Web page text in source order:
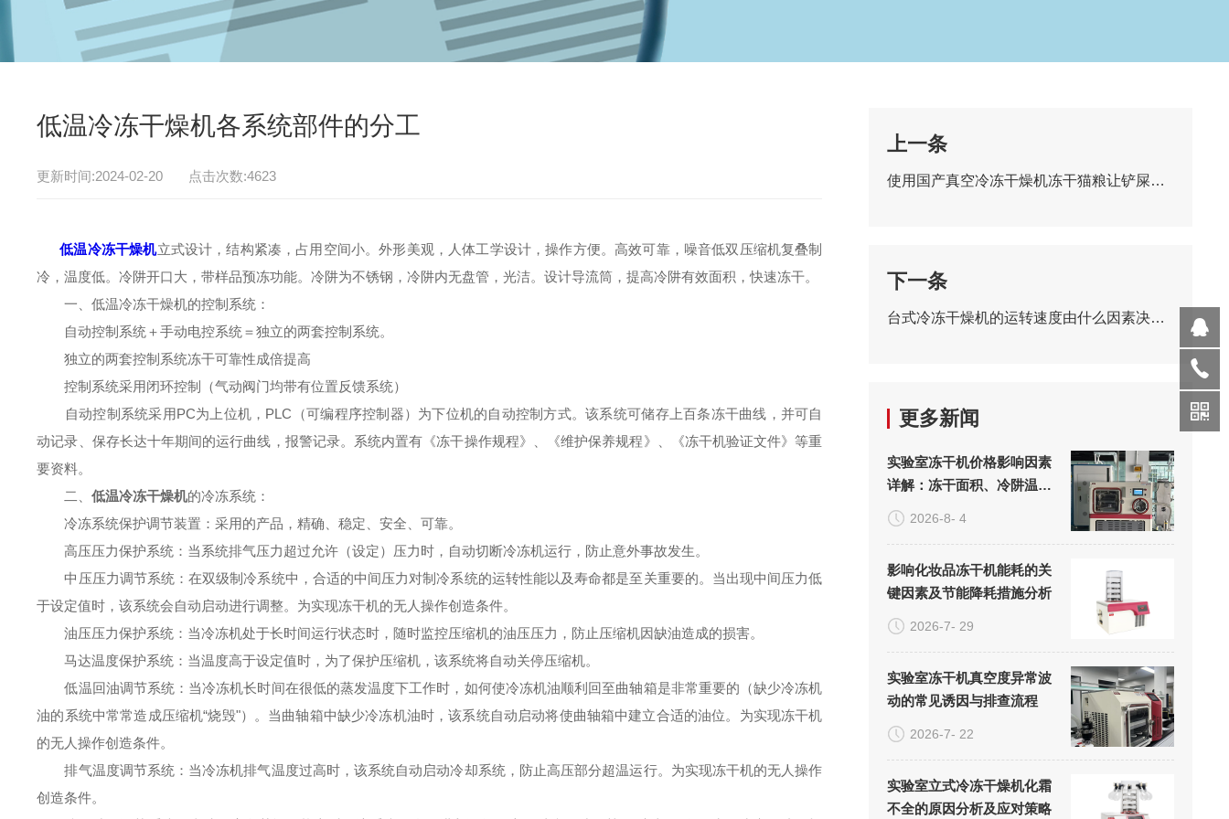
低温冷冻干燥机各系统部件的分工
更新时间:2024-02-20 点击次数:4623
低温冷冻干燥机立式设计，结构紧凑，占用空间小。外形美观，人体工学设计，操作方便。高效可靠，噪音低双压缩机复叠制
冷，温度低。冷阱开口大，带样品预冻功能。冷阱为不锈钢，冷阱内无盘管，光洁。设计导流筒，提高冷阱有效面积，快速冻干。
一、低温冷冻干燥机的控制系统：
自动控制系统＋手动电控系统＝独立的两套控制系统。
独立的两套控制系统冻干可靠性成倍提高
控制系统采用闭环控制（气动阀门均带有位置反馈系统）
自动控制系统采用PC为上位机，PLC（可编程序控制器）为下位机的自动控制方式。该系统可储存上百条冻干曲线，并可自
动记录、保存长达十年期间的运行曲线，报警记录。系统内置有《冻干操作规程》、《维护保养规程》、《冻干机验证文件》等重
要资料。
二、低温冷冻干燥机的冷冻系统：
冷冻系统保护调节装置：采用的产品，精确、稳定、安全、可靠。
高压压力保护系统：当系统排气压力超过允许（设定）压力时，自动切断冷冻机运行，防止意外事故发生。
中压压力调节系统：在双级制冷系统中，合适的中间压力对制冷系统的运转性能以及寿命都是至关重要的。当出现中间压力低
于设定值时，该系统会自动启动进行调整。为实现冻干机的无人操作创造条件。
油压压力保护系统：当冷冻机处于长时间运行状态时，随时监控压缩机的油压压力，防止压缩机因缺油造成的损害。
马达温度保护系统：当温度高于设定值时，为了保护压缩机，该系统将自动关停压缩机。
低温回油调节系统：当冷冻机长时间在很低的蒸发温度下工作时，如何使冷冻机油顺利回至曲轴箱是非常重要的（缺少冷冻机
油的系统中常常造成压缩机“烧毁"）。当曲轴箱中缺少冷冻机油时，该系统自动启动将使曲轴箱中建立合适的油位。为实现冻干机
的无人操作创造条件。
排气温度调节系统：当冷冻机排气温度过高时，该系统自动启动冷却系统，防止高压部分超温运行。为实现冻干机的无人操作
创造条件。
上一条
使用国产真空冷冻干燥机冻干猫粮让铲屎官更放心
下一条
台式冷冻干燥机的运转速度由什么因素决定？
更多新闻
实验室冻干机价格影响因素
详解：冻干面积、冷阱温度
与真空系统的成本构成
2026-8- 4
影响化妆品冻干机能耗的关
键因素及节能降耗措施分析
2026-7- 29
实验室冻干机真空度异常波
动的常见诱因与排查流程
2026-7- 22
实验室立式冷冻干燥机化霜
不全的原因分析及应对策略